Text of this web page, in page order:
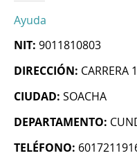
Ayuda
NIT: 9011810803
DIRECCIÓN: CARRERA
CIUDAD: SOACHA
DEPARTAMENTO:
TELÉFONO: